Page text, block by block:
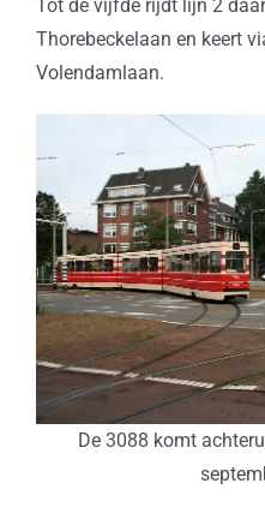
Tot de vijfde rijdt lijn 2
Thorebeckelaan en keert
Volendamlaan.
De 3088 komt